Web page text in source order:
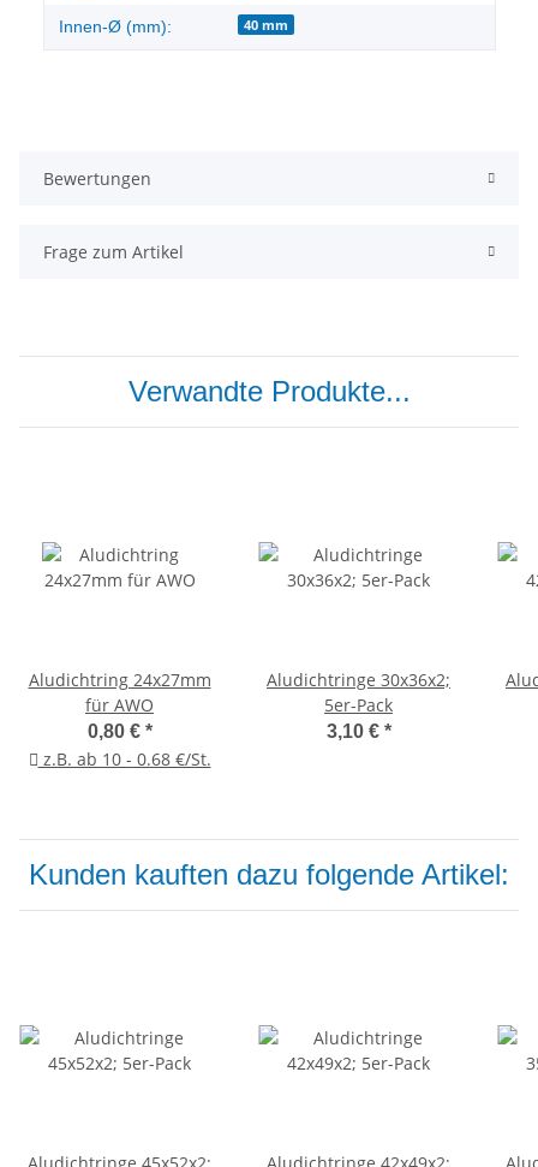
Innen-Ø (mm): 40 mm
Bewertungen
Frage zum Artikel
Verwandte Produkte...
Aludichtring 24x27mm
für AWO
0,80 € *
z.B. ab 10 - 0.68 €/St.
Aludichtringe 30x36x2;
5er-Pack
3,10 € *
Kunden kauften dazu folgende Artikel: